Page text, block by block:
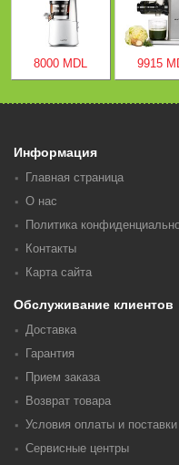
8000 MDL 9915
Информация
Главная страница
О нас
Политика
Контакты
Карта сайта
Обслуживание клиентов
Доставка
Гарантия
Прием заказа
Возврат товара
Условия оплаты и
Сервисные центры